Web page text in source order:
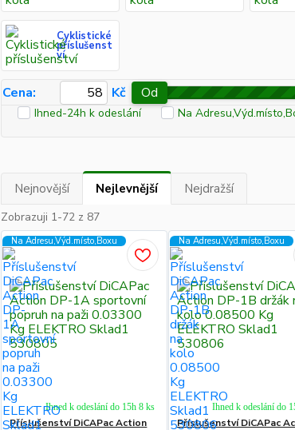
Cyklistické
příslušenst
ví
Cena: Kč Od
Ihned-24h k odeslání Na
Nejnovější Nejlevnější Nejdražší
Zobrazuji 1-72 z 87
Na Adresu,Výd.místo,Boxu
Příslušenství DiCAPac Action
Ihned k odeslání do 15h 8 ks
Na Adresu,Výd.místo,Boxu
Příslušenství DiCAPac
Ihned k odeslání do